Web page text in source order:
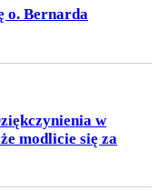
o. Bernarda
w
modlicie się za